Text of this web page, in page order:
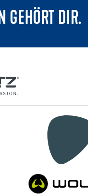
GEHÖRT DIR.